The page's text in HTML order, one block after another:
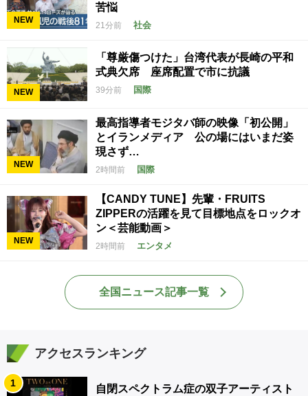
NEW
苦悩
21分前 社会
NEW
「尊厳傷つけた」台湾代表が長崎の平和
式典欠席 座席配置で市に抗議
39分前 国際
NEW
最高指導者モジタバ師の映像「初公開」
とイランメディア 公の場にはいまだ姿
現さず…
2時間前 国際
NEW
【CANDY TUNE】先輩・FRUITS
ZIPPERの活躍を見て目標地点をロックオ
ン＜芸能動画＞
2時間前 エンタメ
全国ニュース記事一覧
アクセスランキング
1
自閉スペクトラム症の双子アーティスト